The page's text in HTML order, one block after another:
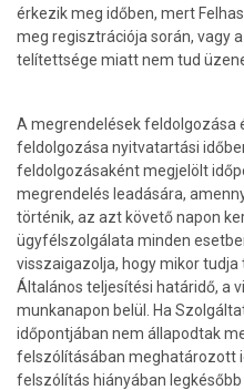
érkezik meg időben, mert
meg regisztrációja során, vagy
telítettsége miatt
A megrendelések feldolgozása
feldolgozása nyitvatartási
feldolgozásaként megjelölt
megrendelés leadására,
történik, az azt követő napon
ügyfélszolgálata minden
visszaigazolja, hogy mikor
Általános teljesítési határidő, a
munkanapon belül. Ha
időpontjában nem állapodtak
felszólításában meghatározott
felszólítás hiányában